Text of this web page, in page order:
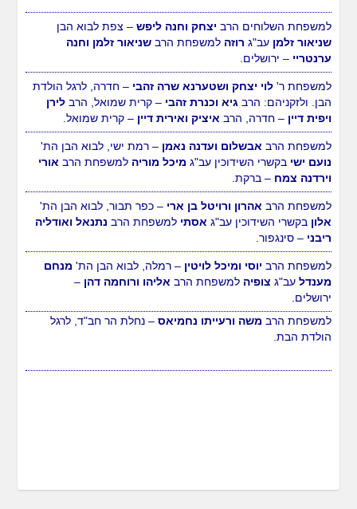
למשפחת השלוחים הרב יצחק וחנה ליפש – צפת לבוא הבן
שניאור זלמן עב"ג רוזה למשפחת הרב שניאור זלמן וחנה
ערנטריי – ירושלים.
למשפחת ר'לוי יצחק ושטערנא שרה זהבי – חדרה, לרגל הולדת
הבן. ולזקניהם: הרב גיא וכנרת זהבי – קרית שמואל, הרב לירן
ויפית דיין – חדרה, הרב איציק ואירית דיין – קרית שמואל.
למשפחת הרב אבשלום ועדנה נאמן – רמת ישי, לבוא הבן הת'
נועם ישי בקשרי השידוכין עב"ג מיכל מוריה למשפחת הרב אורי
וירדנה צמח – ברקת.
למשפחת הרב אהרון ורויטל בן ארי – כפר תבור, לבוא הבן הת'
אלון בקשרי השידוכין עב"ג אסתי למשפחת הרב נתנאל ואודליה
ריבני – סינגפור.
למשפחת הרב יוסי ומיכל לויטין – רמלה, לבוא הבן הת' מנחם
מענדל עב"ג צופיה למשפחת הרב אליהו ורוחמה דהן –
ירושלים.